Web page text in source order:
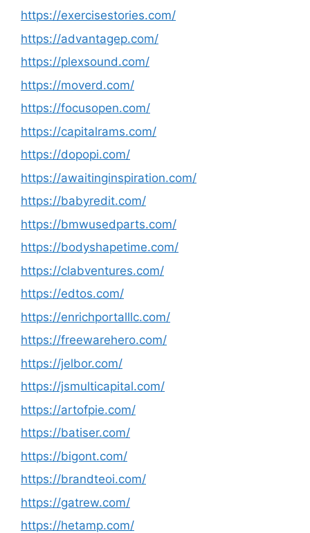
https://exercisestories.com/
https://advantagep.com/
https://plexsound.com/
https://moverd.com/
https://focusopen.com/
https://capitalrams.com/
https://dopopi.com/
https://awaitinginspiration.com/
https://babyredit.com/
https://bmwusedparts.com/
https://bodyshapetime.com/
https://clabventures.com/
https://edtos.com/
https://enrichportalllc.com/
https://freewarehero.com/
https://jelbor.com/
https://jsmulticapital.com/
https://artofpie.com/
https://batiser.com/
https://bigont.com/
https://brandteoi.com/
https://gatrew.com/
https://hetamp.com/